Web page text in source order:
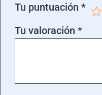
Tu puntuación*
Tu valoración*